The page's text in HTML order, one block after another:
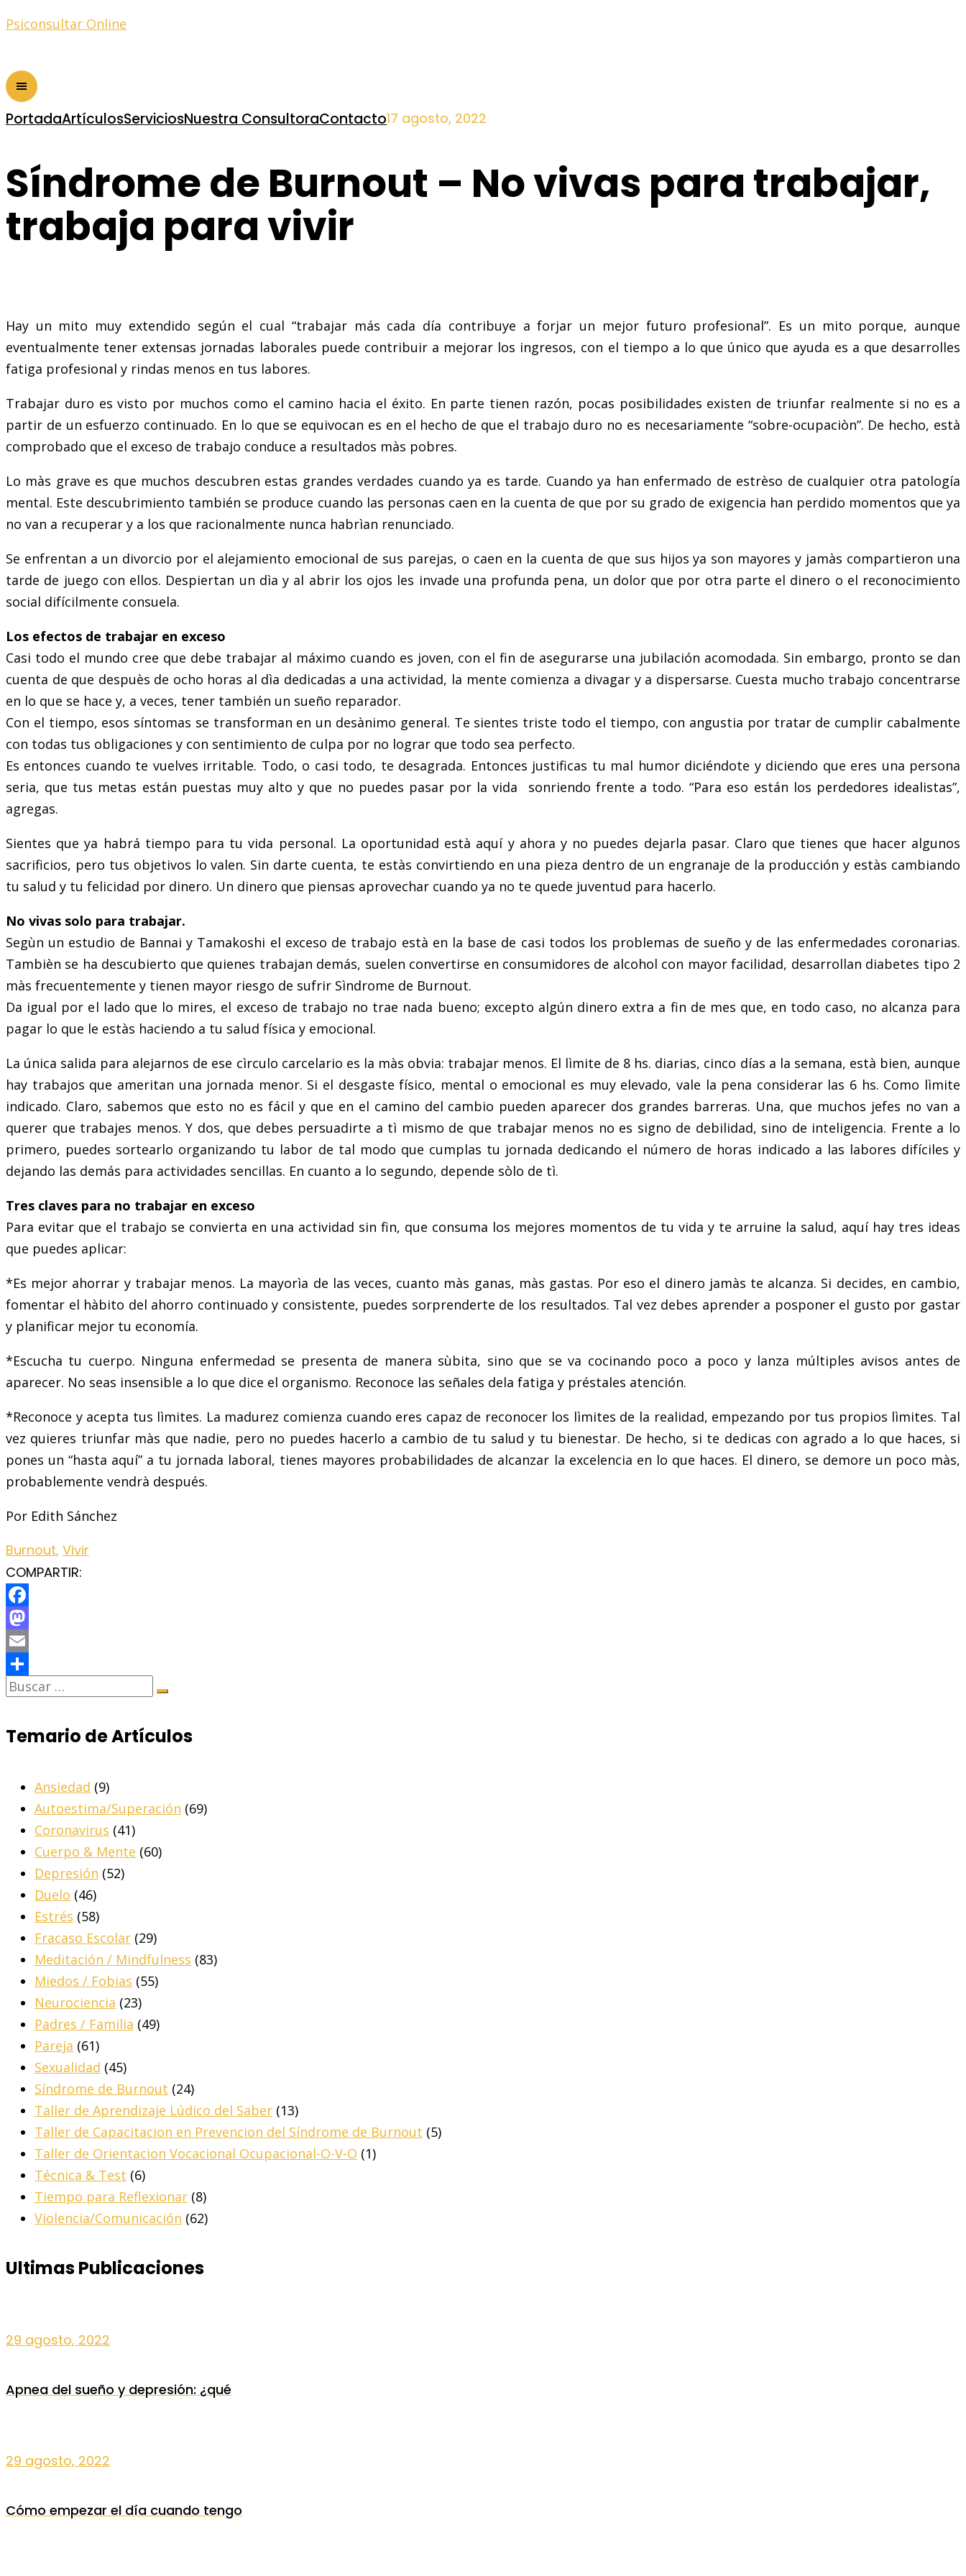
Psiconsultar Online
PortadaArtículosServiciosNuestra ConsultoraContacto17 agosto, 2022
Síndrome de Burnout – No vivas para trabajar,
trabaja para vivir
Hay un mito muy extendido según el cual “trabajar más cada día contribuye a forjar un mejor futuro profesional”. Es un mito porque, aunque
eventualmente tener extensas jornadas laborales puede contribuir a mejorar los ingresos, con el tiempo a lo que único que ayuda es a que desarrolles
fatiga profesional y rindas menos en tus labores.
Trabajar duro es visto por muchos como el camino hacia el éxito. En parte tienen razón, pocas posibilidades existen de triunfar realmente si no es a
partir de un esfuerzo continuado. En lo que se equivocan es en el hecho de que el trabajo duro no es necesariamente “sobre-ocupaciòn”. De hecho, està
comprobado que el exceso de trabajo conduce a resultados màs pobres.
Lo màs grave es que muchos descubren estas grandes verdades cuando ya es tarde. Cuando ya han enfermado de estrèso de cualquier otra patología
mental. Este descubrimiento también se produce cuando las personas caen en la cuenta de que por su grado de exigencia han perdido momentos que ya
no van a recuperar y a los que racionalmente nunca habrìan renunciado.
Se enfrentan a un divorcio por el alejamiento emocional de sus parejas, o caen en la cuenta de que sus hijos ya son mayores y jamàs compartieron una
tarde de juego con ellos. Despiertan un dìa y al abrir los ojos les invade una profunda pena, un dolor que por otra parte el dinero o el reconocimiento
social difícilmente consuela.
Los efectos de trabajar en exceso
Casi todo el mundo cree que debe trabajar al máximo cuando es joven, con el fin de asegurarse una jubilación acomodada. Sin embargo, pronto se dan
cuenta de que despuès de ocho horas al dìa dedicadas a una actividad, la mente comienza a divagar y a dispersarse. Cuesta mucho trabajo concentrarse
en lo que se hace y, a veces, tener también un sueño reparador.
Con el tiempo, esos síntomas se transforman en un desànimo general. Te sientes triste todo el tiempo, con angustia por tratar de cumplir cabalmente
con todas tus obligaciones y con sentimiento de culpa por no lograr que todo sea perfecto.
Es entonces cuando te vuelves irritable. Todo, o casi todo, te desagrada. Entonces justificas tu mal humor diciéndote y diciendo que eres una persona
seria, que tus metas están puestas muy alto y que no puedes pasar por la vida sonriendo frente a todo. “Para eso están los perdedores idealistas”,
agregas.
Sientes que ya habrá tiempo para tu vida personal. La oportunidad està aquí y ahora y no puedes dejarla pasar. Claro que tienes que hacer algunos
sacrificios, pero tus objetivos lo valen. Sin darte cuenta, te estàs convirtiendo en una pieza dentro de un engranaje de la producción y estàs cambiando
tu salud y tu felicidad por dinero. Un dinero que piensas aprovechar cuando ya no te quede juventud para hacerlo.
No vivas solo para trabajar.
Segùn un estudio de Bannai y Tamakoshi el exceso de trabajo està en la base de casi todos los problemas de sueño y de las enfermedades coronarias.
Tambièn se ha descubierto que quienes trabajan demás, suelen convertirse en consumidores de alcohol con mayor facilidad, desarrollan diabetes tipo 2
màs frecuentemente y tienen mayor riesgo de sufrir Sìndrome de Burnout.
Da igual por el lado que lo mires, el exceso de trabajo no trae nada bueno; excepto algún dinero extra a fin de mes que, en todo caso, no alcanza para
pagar lo que le estàs haciendo a tu salud física y emocional.
La única salida para alejarnos de ese cìrculo carcelario es la màs obvia: trabajar menos. El lìmite de 8 hs. diarias, cinco días a la semana, està bien, aunque
hay trabajos que ameritan una jornada menor. Si el desgaste físico, mental o emocional es muy elevado, vale la pena considerar las 6 hs. Como lìmite
indicado. Claro, sabemos que esto no es fácil y que en el camino del cambio pueden aparecer dos grandes barreras. Una, que muchos jefes no van a
querer que trabajes menos. Y dos, que debes persuadirte a tì mismo de que trabajar menos no es signo de debilidad, sino de inteligencia. Frente a lo
primero, puedes sortearlo organizando tu labor de tal modo que cumplas tu jornada dedicando el número de horas indicado a las labores difíciles y
dejando las demás para actividades sencillas. En cuanto a lo segundo, depende sòlo de tì.
Tres claves para no trabajar en exceso
Para evitar que el trabajo se convierta en una actividad sin fin, que consuma los mejores momentos de tu vida y te arruine la salud, aquí hay tres ideas
que puedes aplicar:
*Es mejor ahorrar y trabajar menos. La mayorìa de las veces, cuanto màs ganas, màs gastas. Por eso el dinero jamàs te alcanza. Si decides, en cambio,
fomentar el hàbito del ahorro continuado y consistente, puedes sorprenderte de los resultados. Tal vez debes aprender a posponer el gusto por gastar
y planificar mejor tu economía.
*Escucha tu cuerpo. Ninguna enfermedad se presenta de manera sùbita, sino que se va cocinando poco a poco y lanza múltiples avisos antes de
aparecer. No seas insensible a lo que dice el organismo. Reconoce las señales dela fatiga y préstales atención.
*Reconoce y acepta tus lìmites. La madurez comienza cuando eres capaz de reconocer los lìmites de la realidad, empezando por tus propios lìmites. Tal
vez quieres triunfar màs que nadie, pero no puedes hacerlo a cambio de tu salud y tu bienestar. De hecho, si te dedicas con agrado a lo que haces, si
pones un “hasta aquí” a tu jornada laboral, tienes mayores probabilidades de alcanzar la excelencia en lo que haces. El dinero, se demore un poco màs,
probablemente vendrà después.
Por Edith Sánchez
Burnout, Vivir
COMPARTIR:
Facebook
Mastodon
Email
Share
Temario de Artículos
Ansiedad (9)
Autoestima/Superación (69)
Coronavirus (41)
Cuerpo & Mente (60)
Depresión (52)
Duelo (46)
Estrés (58)
Fracaso Escolar (29)
Meditación / Mindfulness (83)
Miedos / Fobias (55)
Neurociencia (23)
Padres / Familia (49)
Pareja (61)
Sexualidad (45)
Síndrome de Burnout (24)
Taller de Aprendizaje Lúdico del Saber (13)
Taller de Capacitacion en Prevencion del Síndrome de Burnout (5)
Taller de Orientacion Vocacional Ocupacional-O-V-O (1)
Técnica & Test (6)
Tiempo para Reflexionar (8)
Violencia/Comunicación (62)
Ultimas Publicaciones
29 agosto, 2022
Apnea del sueño y depresión: ¿qué
29 agosto, 2022
Cómo empezar el día cuando tengo